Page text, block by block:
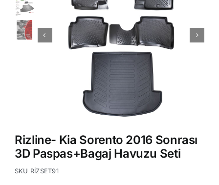
Rizline- Kia Sorento 2016 Sonrası
3D Paspas+Bagaj Havuzu Seti
SKU RİZSET91